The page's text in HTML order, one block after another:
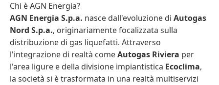
Chi è AGN Energia?
AGN Energia S.p.a. nasce dall'evoluzione di Autogas
Nord S.p.a., originariamente focalizzata sulla
distribuzione di gas liquefatti. Attraverso
l'integrazione di realtà comeAutogas Riviera per
l'area ligure e della divisione impiantistica Ecoclima,
la società si è trasformata in una realtà multiservizi